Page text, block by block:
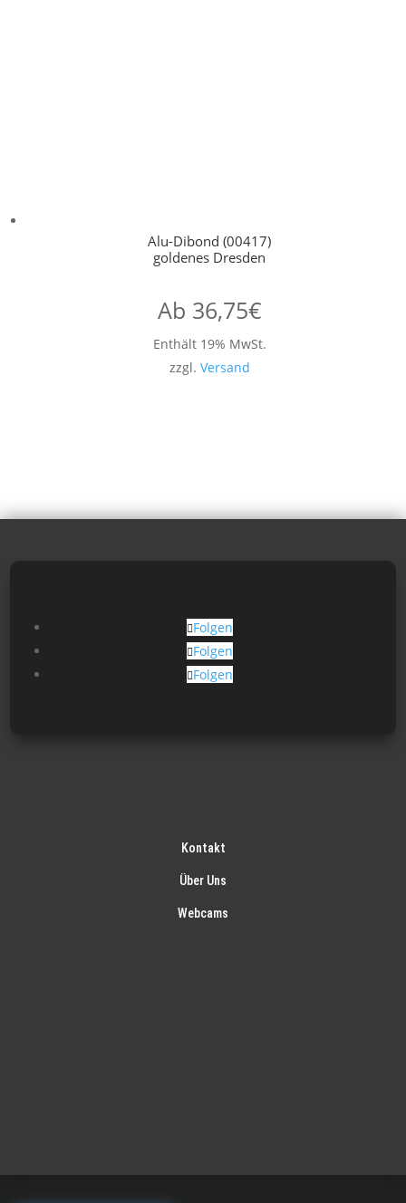
Alu-Dibond (00417)
goldenes Dresden
Ab 36,75€
Enthält 19% MwSt.
zzgl. Versand
Folgen
Folgen
Folgen
Kontakt
Über Uns
Webcams